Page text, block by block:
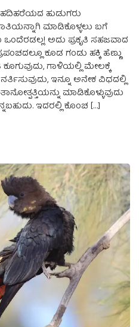
ಹದಿಹರೆಯದ ಹುಡುಗರು
ಮಾಡಿಕೊಳ್ಳಲು ಬಗೆ
ಒಂದೆರಡಲ್ಲ! ಅದು ಪ್ರಕೃತಿ ಸಹಜವಾದ
ಕೂಡ ಗಂಡು ಹಕ್ಕಿ ಹೆಣ್ಣು
ಗಾಳಿಯಲ್ಲಿ ಮೇಲಕ್ಕೆ
ಇನ್ನೂ ಅನೇಕ ವಿಧದಲ್ಲಿ
ಮಾಡಿಕೊಳ್ಳುವುದು
ಇದರಲ್ಲಿ ಕೊಂಚ […]